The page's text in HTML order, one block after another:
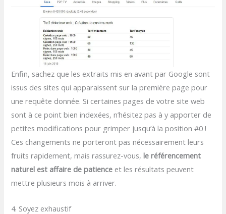
Enfin, sachez que les extraits mis en avant par Google sont
issus des sites qui apparaissent sur la première page pour
une requête donnée. Si certaines pages de votre site web
sont à ce point bien indexées, n’hésitez pas à y apporter de
petites modifications pour grimper jusqu’à la position #0 !
Ces changements ne porteront pas nécessairement leurs
fruits rapidement, mais rassurez-vous, le référencement
naturel est affaire de patience et les résultats peuvent
mettre plusieurs mois à arriver.
4. Soyez exhaustif